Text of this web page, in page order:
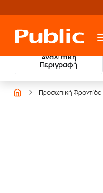
Αναλυτική
Περιγραφή
Προσωπική Φροντίδα